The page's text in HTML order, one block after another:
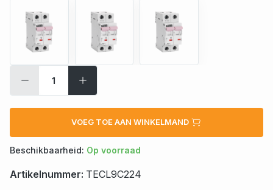
VOEG TOE AAN WINKELMAND
Beschikbaarheid: Op voorraad
Artikelnummer: TECL9C224